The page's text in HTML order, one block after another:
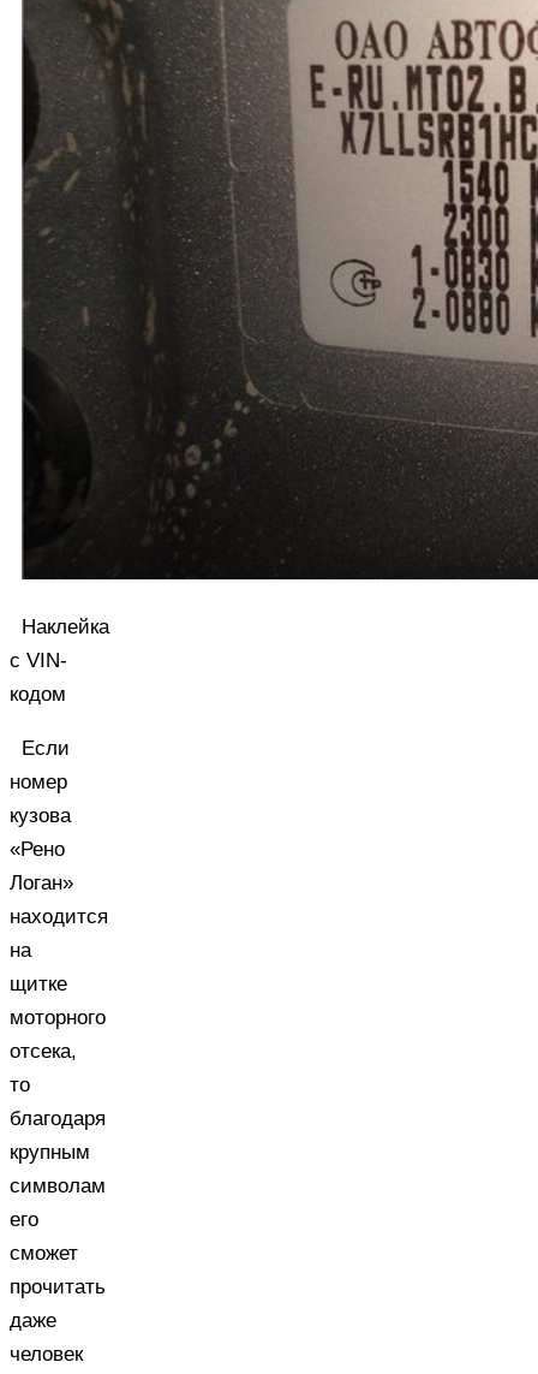
Наклейка
с VIN-
кодом
Если
номер
кузова
«Рено
Логан»
находится
на
щитке
моторного
отсека,
то
благодаря
крупным
символам
его
сможет
прочитать
даже
человек